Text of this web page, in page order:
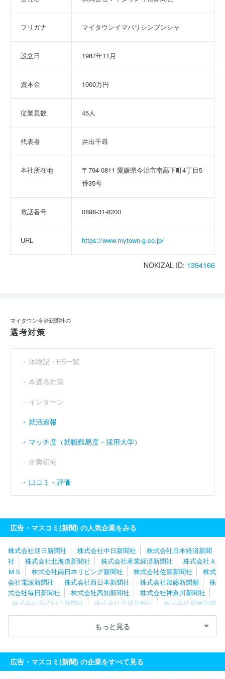
フリガナ マイタウンイマバリシンブンシャ
設立日 1987年11月
資本金 1000万円
従業員数 45人
代表者 井出千尋
本社所在地
〒794-0811 愛媛県今治市南高下町4丁目5
番35号
電話番号 0898-31-8200
URL https://www.mytown-g.co.jp/
NOKIZAL ID: 1394166
マイタウン今治新聞社の
選考対策
体験記・ES一覧
本選考対策
インターン
就活速報
マッチ度（就職難易度・採用大学）
企業研究
口コミ・評価
広告・マスコミ(新聞) の人気企業をみる
株式会社朝日新聞社 株式会社中日新聞社
株式会社日本経済新聞
社
株式会社北海道新聞社 株式会社産業経済新聞社
株式会社Ａ
ＭＳ
株式会社南日本リビング新聞社 株式会社佐賀新聞社
株式
会社電波新聞社
株式会社西日本新聞社 株式会社加藤新聞舗
株
式会社毎日新聞社
株式会社高知新聞社
株式会社神奈川新聞社
株式会社宮崎日日新聞社
株式会社琉球新報社
株式会社愛媛新聞
社
株式会社新聞展望社 株式会社読売新聞東京本社
株式会社東
株式会社新潟日報社 株式会社夕刊三重新聞社
株式会
社週刊つりニュース
済新聞社
株式会社サンデー山口 株式会社山陽新聞社
もっと見る
広告・マスコミ(新聞) の企業をすべて見る